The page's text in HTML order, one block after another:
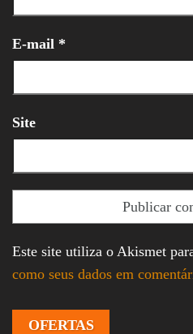
E-mail *
Site
Este site utiliza o Akismet
como seus dados em
OFERTAS